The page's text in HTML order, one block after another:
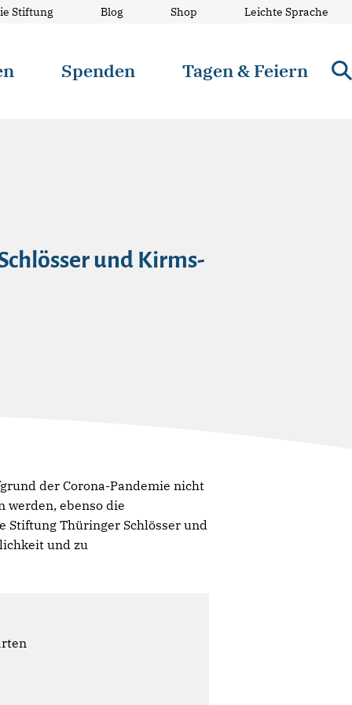
Stiftung Blog Shop Leichte Sprache
Spenden Tagen & Feiern
und Kirms-
der Corona-Pandemie nicht
werden, ebenso die
Stiftung Thüringer Schlösser und
und zu